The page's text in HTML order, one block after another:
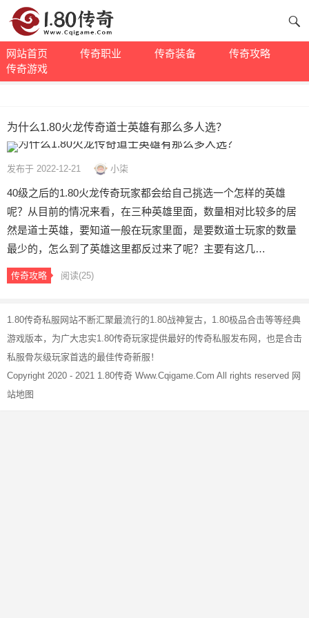
网站首页 传奇职业 传奇装备
传奇攻略
传奇游戏
为什么1.80火龙传奇道士英雄有那么多人选？
发布于 2022-12-21 小柒
40级之后的1.80火龙传奇玩家都会给自己挑选一个怎样的英雄
呢？从目前的情况来看，在三种英雄里面，数量相对比较多的居
然是道士英雄，要知道一般在玩家里面，是要数道士玩家的数量
最少的，怎么到了英雄这里都反过来了呢？主要有这几…
传奇攻略 阅读(25)
导
航
1.80传奇私服网站不断汇聚最流行的1.80战神复古，1.80极品合击等等经典
游戏版本，为广大忠实1.80传奇玩家提供最好的传奇私服发布网，也是合击
私服骨灰级玩家首选的最佳传奇新服！
Copyright 2020 - 2021 1.80传奇 Www.Cqigame.Com All rights reserved 网
站地图